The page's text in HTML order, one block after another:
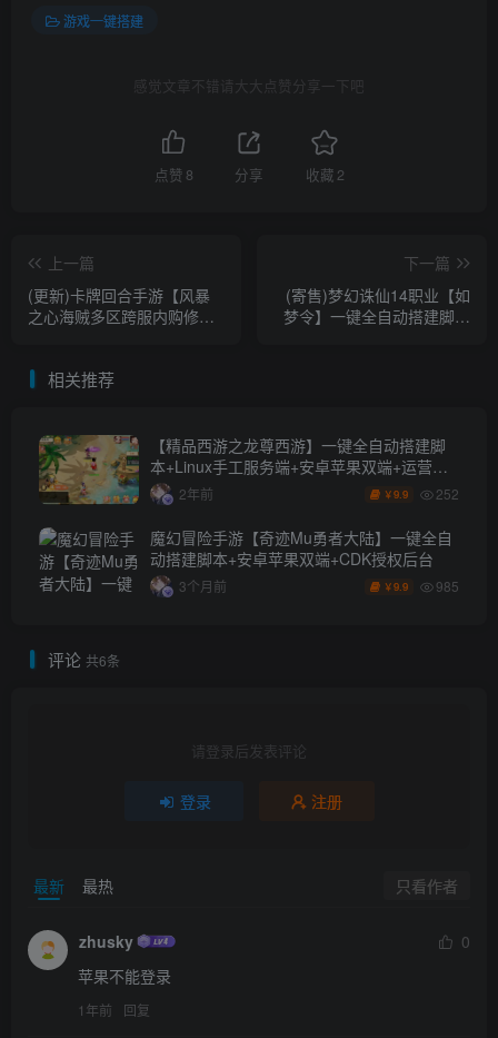
游戏一键搭建
感觉文章不错请大大点赞分享一下吧
点赞 8 分享 收藏2
上一篇
(更新)卡牌回合手游【风暴
之心海贼多区跨服内购修复
后台+全物品ID+安卓苹果双
下一篇
(寄售)梦幻诛仙14职业【如
梦令】一键全自动搭建脚本
相关推荐
【精品西游之龙尊西游】一键全自动搭建脚
本+Linux手工服务端+安卓苹果双端+运营后
台+详细搭建教程
2年前 ￥9.9 252
魔幻冒险手游【奇迹Mu勇者大陆】一键全自
动搭建脚本+安卓苹果双端+CDK授权后台
3个月前 ￥9.9 985
评论 共6条
请登录后发表评论
登录 注册
最新 最热 只看作者
zhusky
0
苹果不能登录
1年前 回复